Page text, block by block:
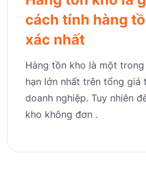
cách tính hàng
xác nhất
Hàng tồn kho là một
hạn lớn nhất trên tổng giá
doanh nghiệp. Tuy nhiên
kho không đơn .